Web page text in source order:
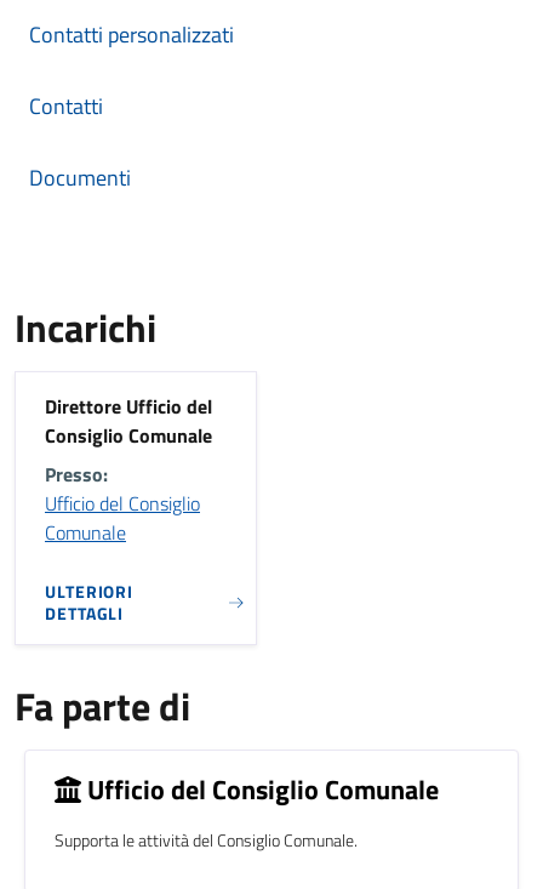
Contatti personalizzati
Contatti
Documenti
Incarichi
Direttore Ufficio del
Consiglio Comunale
Presso:
Ufficio del Consiglio
Comunale
ULTERIORI
DETTAGLI
Fa parte di
Ufficio del Consiglio Comunale
Supporta le attività del Consiglio Comunale.